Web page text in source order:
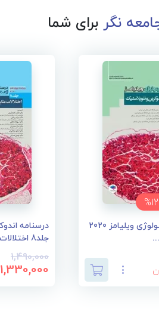
نگربرای شما
%12
درسنامه اندوکرینولوژی ویلیامز 2020
جلد8 اختلالات م...
1,490,000
1,330,000